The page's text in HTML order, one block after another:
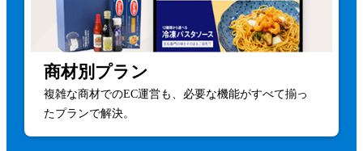
商材別プラン
複雑な商材でのEC運営も、必要な機能がすべて揃っ
たプランで解決。